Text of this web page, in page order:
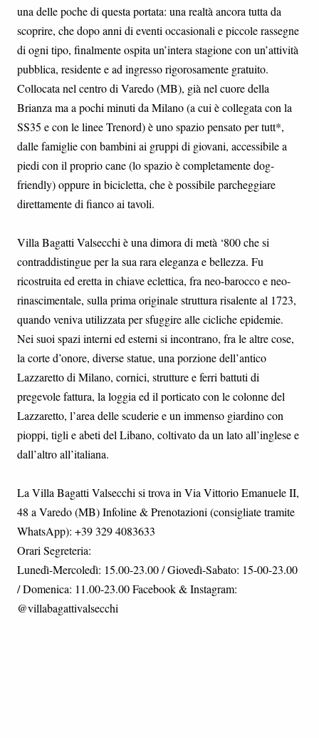
una delle poche di questa portata: una realtà ancora tutta da
scoprire, che dopo anni di eventi occasionali e piccole rassegne
di ogni tipo, finalmente ospita un’intera stagione con un’attività
pubblica, residente e ad ingresso rigorosamente gratuito.
Collocata nel centro di Varedo (MB), già nel cuore della
Brianza ma a pochi minuti da Milano (a cui è collegata con la
SS35 e con le linee Trenord) è uno spazio pensato per tutt*,
dalle famiglie con bambini ai gruppi di giovani, accessibile a
piedi con il proprio cane (lo spazio è completamente dog-
friendly) oppure in bicicletta, che è possibile parcheggiare
direttamente di fianco ai tavoli.
Villa Bagatti Valsecchi è una dimora di metà ‘800 che si
contraddistingue per la sua rara eleganza e bellezza. Fu
ricostruita ed eretta in chiave eclettica, fra neo-barocco e neo-
rinascimentale, sulla prima originale struttura risalente al 1723,
quando veniva utilizzata per sfuggire alle cicliche epidemie.
Nei suoi spazi interni ed esterni si incontrano, fra le altre cose,
la corte d’onore, diverse statue, una porzione dell’antico
Lazzaretto di Milano, cornici, strutture e ferri battuti di
pregevole fattura, la loggia ed il porticato con le colonne del
Lazzaretto, l’area delle scuderie e un immenso giardino con
pioppi, tigli e abeti del Libano, coltivato da un lato all’inglese e
dall’altro all’italiana.
La Villa Bagatti Valsecchi si trova in Via Vittorio Emanuele II,
48 a Varedo (MB) Infoline & Prenotazioni (consigliate tramite
WhatsApp): +39 329 4083633
Orari Segreteria:
Lunedì-Mercoledì: 15.00-23.00 / Giovedì-Sabato: 15-00-23.00
/ Domenica: 11.00-23.00 Facebook & Instagram:
@villabagattivalsecchi